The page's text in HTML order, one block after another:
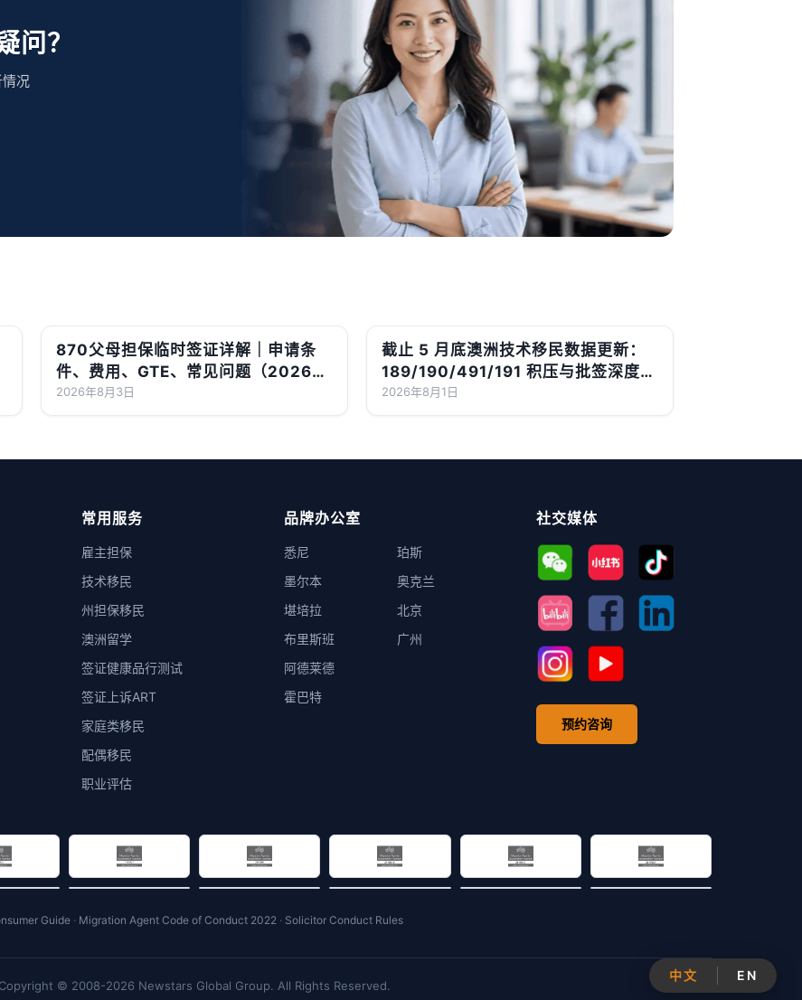
问？
况
870父母担保临时签证详解｜申请条
件、费用、GTE、常见问题（2026最
新版）
2026年8月3日
截止 5 月底澳洲技术移民数据更新：
189/190/491/191 积压与批签深度解
读
2026年8月1日
常用服务
雇主担保
技术移民
州担保移民
澳洲留学
签证健康品行测试
签证上诉ART
家庭类移民
配偶移民
职业评估
品牌办公室
悉尼
墨尔本
堪培拉
布里斯班
阿德莱德
霍巴特
珀斯
奥克兰
北京
广州
社交媒体
预约咨询
Guide· Migration Agent Code of Conduct 2022 · Solicitor Conduct Rules
Copyright © 2008-2026 Newstars Global Group. All Rights Reserved.
中文 EN